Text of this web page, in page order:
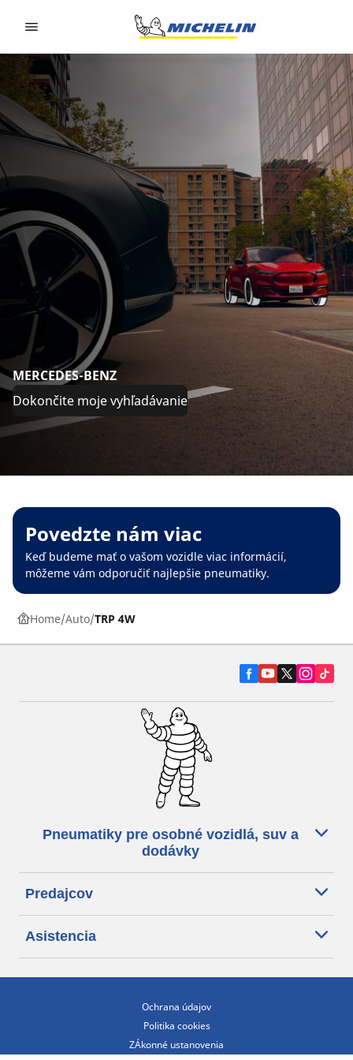
MERCEDES-BENZ
Dokončite moje vyhľadávanie
Povedzte nám viac
Keď budeme mať o vašom vozidle viac informácií,
môžeme vám odporučiť najlepšie pneumatiky.
Home Auto TRP 4W
Pneumatiky pre osobné vozidlá, suv a
dodávky
Predajcov
Asistencia
Ochrana údajov
Politika cookies
ZÁkonné ustanovenia